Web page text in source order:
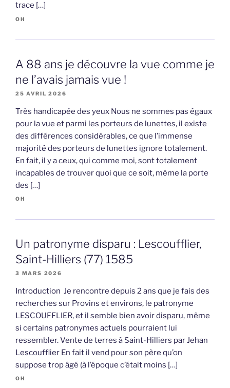
trace […]
OH
A 88 ans je découvre la vue comme je
ne l’avais jamais vue !
25 AVRIL 2026
Très handicapée des yeux Nous ne sommes pas égaux
pour la vue et parmi les porteurs de lunettes, il existe
des différences considérables, ce que l’immense
majorité des porteurs de lunettes ignore totalement.
En fait, il y a ceux, qui comme moi, sont totalement
incapables de trouver quoi que ce soit, même la porte
des […]
OH
Un patronyme disparu : Lescoufflier,
Saint-Hilliers (77) 1585
3 MARS 2026
Introduction Je rencontre depuis 2 ans que je fais des
recherches sur Provins et environs, le patronyme
LESCOUFFLIER, et il semble bien avoir disparu, même
si certains patronymes actuels pourraient lui
ressembler. Vente de terres à Saint-Hilliers par Jehan
Lescoufflier En fait il vend pour son père qu’on
suppose trop âgé (à l’époque c’était moins […]
OH